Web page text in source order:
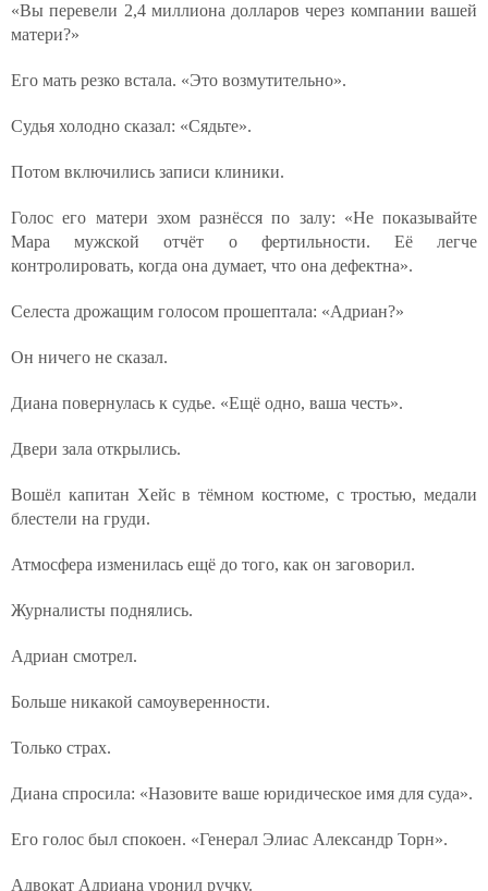
«Вы перевели 2,4 миллиона долларов через компании вашей
матери?»
Его мать резко встала. «Это возмутительно».
Судья холодно сказал: «Сядьте».
Потом включились записи клиники.
Голос его матери эхом разнёсся по залу: «Не показывайте
Мара мужской отчёт о фертильности. Её легче
контролировать, когда она думает, что она дефектна».
Селеста дрожащим голосом прошептала: «Адриан?»
Он ничего не сказал.
Диана повернулась к судье. «Ещё одно, ваша честь».
Двери зала открылись.
Вошёл капитан Хейс в тёмном костюме, с тростью, медали
блестели на груди.
Атмосфера изменилась ещё до того, как он заговорил.
Журналисты поднялись.
Адриан смотрел.
Больше никакой самоуверенности.
Только страх.
Диана спросила: «Назовите ваше юридическое имя для суда».
Его голос был спокоен. «Генерал Элиас Александр Торн».
Адвокат Адриана уронил ручку.